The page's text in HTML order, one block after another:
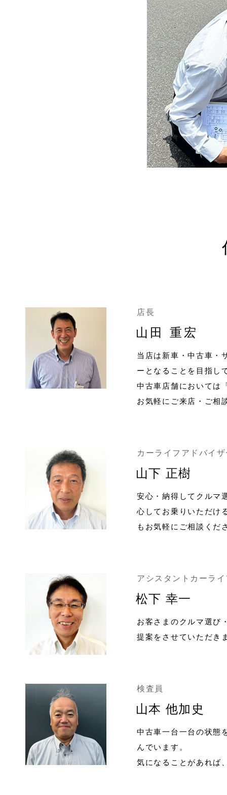
店長
山田 重宏
当店は新車・中古車・
ーとなることを目指し
中古車店舗においては
お気軽にご来店・ご相
カーライフアドバイ
山下 正樹
安心・納得してクルマ
心してお乗りいただけ
もお気軽にご相談くだ
アシスタントカーラ
松下 幸一
お客さまのクルマ選び
提案をさせていただき
検査員
山本 他加史
中古車一台一台の状態
んでいます。
気になることがあれば